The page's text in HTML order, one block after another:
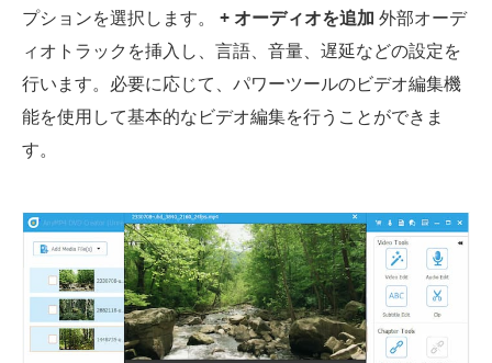
プションを選択します。 + オーディオを追加 外部オーデ
ィオトラックを挿入し、言語、音量、遅延などの設定を
行います。必要に応じて、パワーツールのビデオ編集機
能を使用して基本的なビデオ編集を行うことができま
す。